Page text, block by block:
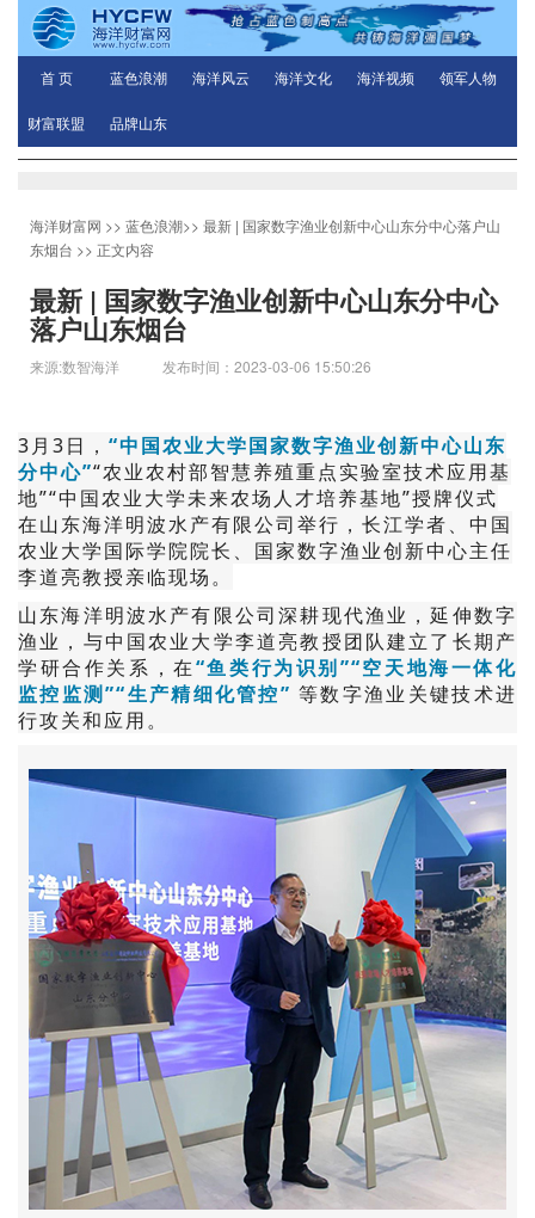
首 页 蓝色浪潮 海洋风云 海洋文化 海洋视频 领军人物
财富联盟 品牌山东
海洋财富网 >> 蓝色浪潮>> 最新 | 国家数字渔业创新中心山东分中心落户山
东烟台 >> 正文内容
最新 | 国家数字渔业创新中心山东分中心
落户山东烟台
来源:数智海洋 发布时间：2023-03-06 15:50:26
3月3日， “中国农业大学国家数字渔业创新中心山东
分中心”“农业农村部智慧养殖重点实验室技术应用基
地”“中国农业大学未来农场人才培养基地”授牌仪式
在山东海洋明波水产有限公司举行，长江学者、中国
农业大学国际学院院长、国家数字渔业创新中心主任
李道亮教授亲临现场。
山东海洋明波水产有限公司深耕现代渔业，延伸数字
渔业，与中国农业大学李道亮教授团队建立了长期产
学研合作关系，在“鱼类行为识别”“空天地海一体化
监控监测”“生产精细化管控” 等数字渔业关键技术进
行攻关和应用。